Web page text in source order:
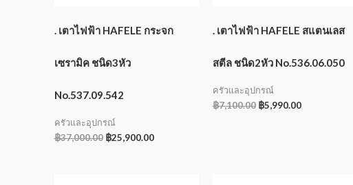
. เตาไฟฟ้า HAFELE กระจก
เซรามิค ชนิด3หัว
No.537.09.542
ครัวและอุปกรณ์
฿37,000.00 ฿25,900.00
. เตาไฟฟ้า HAFELE สแตนเลส
สตีล ชนิด2หัว No.536.06.050
ครัวและอุปกรณ์
฿7,100.00 ฿5,990.00